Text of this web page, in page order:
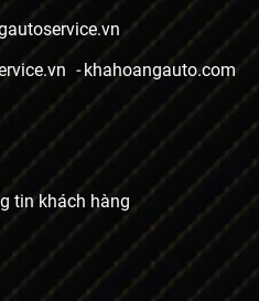
-khahoangauto.com
tin khách hàng